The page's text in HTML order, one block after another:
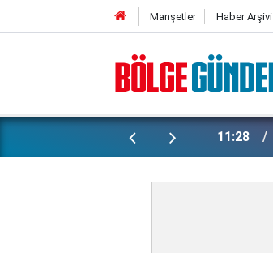
Manşetler Haber Arşivi
vatandaşlarını hedef aldı! 11:17